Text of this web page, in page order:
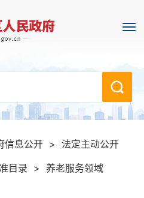
信息公开 >
法定主动公开
目录 > 养老服务领域